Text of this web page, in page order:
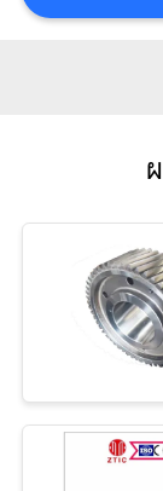
ควบคุม
เรา
ขอ